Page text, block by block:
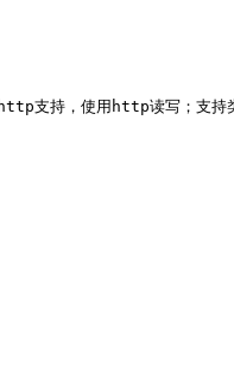
支持，使用http读写；支持类